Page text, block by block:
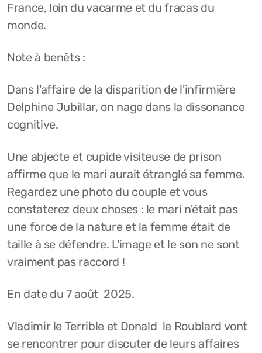
France, loin du vacarme et du fracas du
monde.
Note à benêts :
Dans l'affaire de la disparition de l'infirmière
Delphine Jubillar, on nage dans la dissonance
cognitive.
Une abjecte et cupide visiteuse de prison
affirme que le mari aurait étranglé sa femme.
Regardez une photo du couple et vous
constaterez deux choses : le mari n'était pas
une force de la nature et la femme était de
taille à se défendre. L'image et le son ne sont
vraiment pas raccord !
En date du 7 août 2025.
Vladimir le Terrible et Donald le Roublard vont
se rencontrer pour discuter de leurs affaires